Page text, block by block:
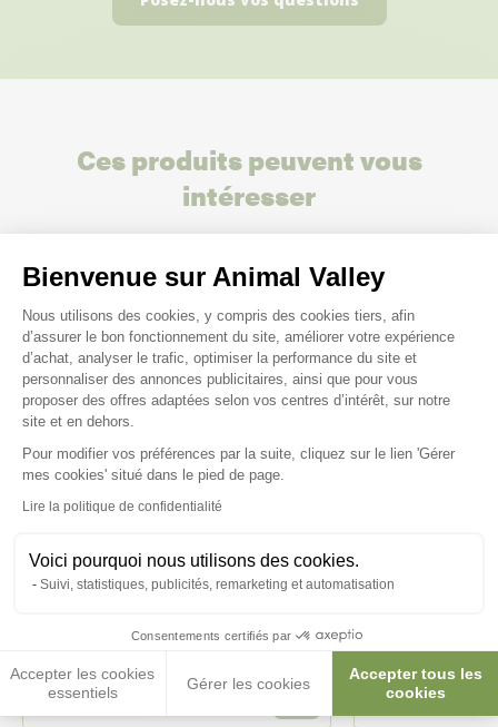
Bienvenue sur Animal Valley
Plateforme de Gestion du
Nous utilisons des cookies, y compris des cookies tiers, afin
d’assurer le bon fonctionnement du site, améliorer votre expérience
d’achat, analyser le trafic, optimiser la performance du site et
personnaliser des annonces publicitaires, ainsi que pour vous
proposer des offres adaptées selon vos centres d’intérêt, sur notre
site et en dehors.
Pour modifier vos préférences par la suite, cliquez sur le lien 'Gérer
mes cookies' situé dans le pied de page.
Lire la politique de confidentialité
Voici pourquoi nous utilisons des cookies.
Suivi, statistiques, publicités, remarketing et automatisation
Consentements certifiés par
Accepter les cookies
essentiels
Gérer les cookies
Accepter tous les
cookies
Axeptio consent
Ces produits peuvent vous
intéresser
inséparables Paradise - 2GR
30,00 €
2GR
3,20 €